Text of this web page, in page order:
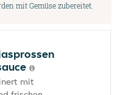
mit Gemüse zubereitet.
mit